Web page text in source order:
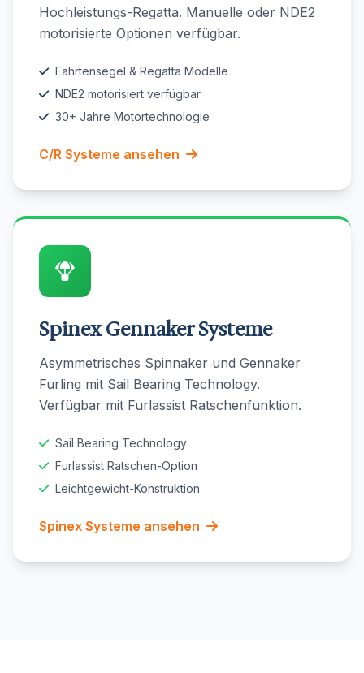
Hochleistungs-Regatta. Manuelle oder NDE2
motorisierte Optionen verfügbar.
Fahrtensegel & Regatta Modelle
NDE2 motorisiert verfügbar
30+ Jahre Motortechnologie
C/R Systeme ansehen
Spinex Gennaker Systeme
Asymmetrisches Spinnaker und Gennaker
Furling mit Sail Bearing Technology.
Verfügbar mit Furlassist Ratschenfunktion.
Sail Bearing Technology
Furlassist Ratschen-Option
Leichtgewicht-Konstruktion
Spinex Systeme ansehen